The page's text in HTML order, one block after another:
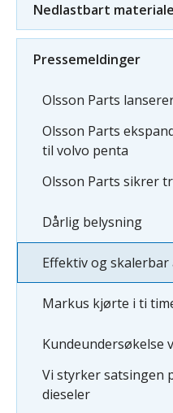
Nedlastbart materiale
Pressemeldinger
Olsson Parts
Olsson Parts
til volvo penta
Olsson Parts sikrer
Dårlig belysning
Effektiv og
Markus kjørte i ti
Kundeundersøkelse
Vi styrker satsingen
dieseler